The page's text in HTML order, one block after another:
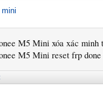
M5 Mini xóa xác minh
M5 Mini reset frp